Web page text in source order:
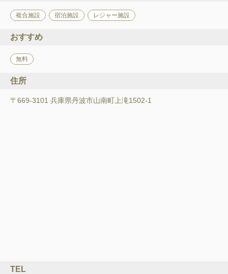
複合施設 宿泊施設 レジャー施設
おすすめ
無料
住所
〒669-3101 兵庫県丹波市山南町上滝1502-1
TEL